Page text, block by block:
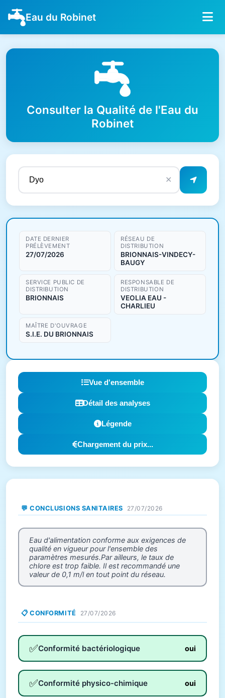
Eau du Robinet
Consulter la Qualité de l'Eau du
Robinet
✕
Résultats de qualité de l'eau
DATE DERNIER
PRÉLÈVEMENT
27/07/2026
RÉSEAU DE
DISTRIBUTION
BRIONNAIS-VINDECY-
BAUGY
SERVICE PUBLIC DE
DISTRIBUTION
BRIONNAIS
RESPONSABLE DE
DISTRIBUTION
VEOLIA EAU -
CHARLIEU
MAÎTRE D'OUVRAGE
S.I.E. DU BRIONNAIS
Vue d'ensemble
Détail des analyses
Légende
Chargement du prix...
💬 CONCLUSIONS SANITAIRES 27/07/2026
Eau d'alimentation conforme aux exigences de
qualité en vigueur pour l'ensemble des
paramètres mesurés.Par ailleurs, le taux de
chlore est trop faible. Il est recommandé une
valeur de 0,1 m/l en tout point du réseau.
📋 CONFORMITÉ 27/07/2026
✅Conformité bactériologique oui
✅Conformité physico-chimique oui